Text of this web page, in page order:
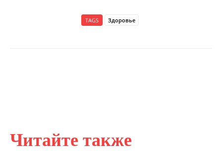
Читайте также
TAGS Здоровье